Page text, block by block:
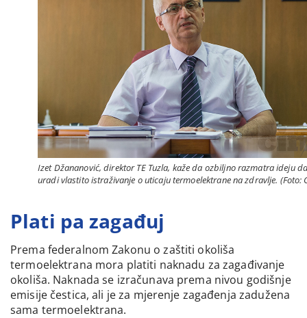
Izet Džananović, direktor TE Tuzla, kaže da ozbiljno razmatra ideju
uradi vlastito istraživanje o uticaju termoelektrane na zdravlje. (Foto:
Plati pa zagađuj
Prema federalnom Zakonu o zaštiti okoliša
termoelektrana mora platiti naknadu za zagađivanje
okoliša. Naknada se izračunava prema nivou godišnje
emisije čestica, ali je za mjerenje zagađenja zadužena
sama termoelektrana.